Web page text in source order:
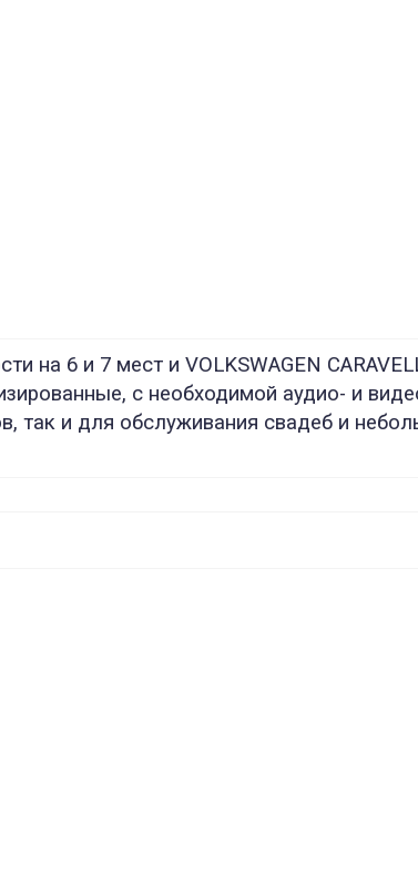
на 6 и 7 мест и VOLKSWAGEN
с необходимой аудио- и
так и для обслуживания свадеб и